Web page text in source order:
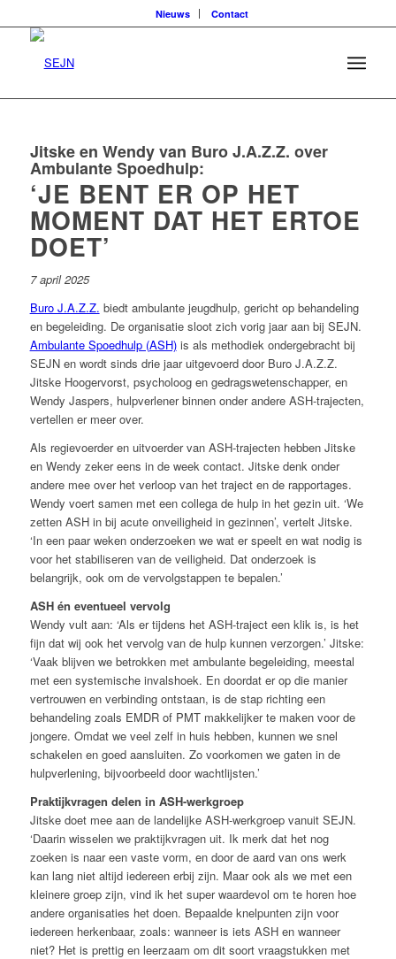
Nieuws Contact
Jitske en Wendy van Buro J.A.Z.Z. over
Ambulante Spoedhulp:
‘JE BENT ER OP HET
MOMENT DAT HET ERTOE
DOET’
7 april 2025
Buro J.A.Z.Z. biedt ambulante jeugdhulp, gericht op behandeling
en begeleiding. De organisatie sloot zich vorig jaar aan bij SEJN.
Ambulante Spoedhulp (ASH)is als methodiek ondergebracht bij
SEJN en wordt sinds drie jaar uitgevoerd door Buro J.A.Z.Z.
Jitske Hoogervorst, psycholoog en gedragswetenschapper, en
Wendy Jaspers, hulpverlener binnen onder andere ASH-trajecten,
vertellen er meer over.
Als regievoerder en uitvoerder van ASH-trajecten hebben Jitske
en Wendy zeker eens in de week contact. Jitske denk onder
andere mee over het verloop van het traject en de rapportages.
Wendy voert samen met een collega de hulp in het gezin uit. ‘We
zetten ASH in bij acute onveiligheid in gezinnen’, vertelt Jitske.
‘In een paar weken onderzoeken we wat er speelt en wat nodig is
voor het stabiliseren van de veiligheid. Dat onderzoek is
belangrijk, ook om de vervolgstappen te bepalen.’
ASH én eventueel vervolg
Wendy vult aan: ‘Als er tijdens het ASH-traject een klik is, is het
fijn dat wij ook het vervolg van de hulp kunnen verzorgen.’ Jitske:
‘Vaak blijven we betrokken met ambulante begeleiding, meestal
met een systemische invalshoek. En doordat er op die manier
vertrouwen en verbinding ontstaan, is de stap richting een
behandeling zoals EMDR of PMT makkelijker te maken voor de
jongere. Omdat we veel zelf in huis hebben, kunnen we snel
schakelen en goed aansluiten. Zo voorkomen we gaten in de
hulpverlening, bijvoorbeeld door wachtlijsten.’
Praktijkvragen delen in ASH-werkgroep
Jitske doet mee aan de landelijke ASH-werkgroep vanuit SEJN.
‘Daarin wisselen we praktijkvragen uit. Ik merk dat het nog
zoeken is naar een vaste vorm, en door de aard van ons werk
kan lang niet altijd iedereen erbij zijn. Maar ook als we met een
kleinere groep zijn, vind ik het super waardevol om te horen hoe
andere organisaties het doen. Bepaalde knelpunten zijn voor
iedereen herkenbaar, zoals: wanneer is iets ASH en wanneer
niet? Het is prettig en leerzaam om dit soort vraagstukken met